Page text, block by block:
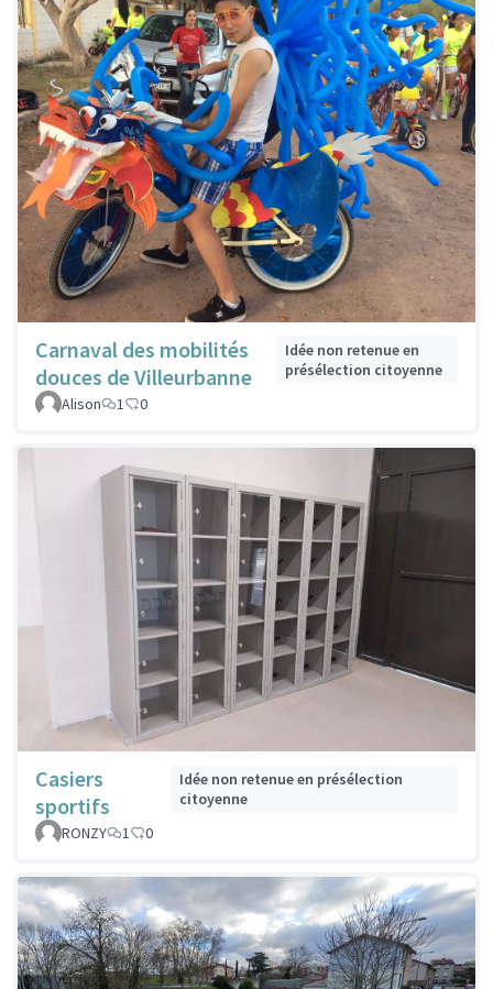
Carnaval des mobilités
douces de Villeurbanne
Idée non retenue en
présélection citoyenne
Alison
1 0
Casiers
sportifs
Idée non retenue en présélection
citoyenne
RONZY
1 0